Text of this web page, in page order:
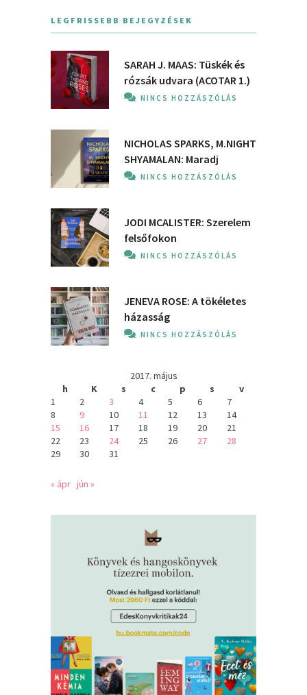
LEGFRISSEBB BEJEGYZÉSEK
SARAH J. MAAS: Tüskék és
rózsák udvara (ACOTAR 1.)
NINCS HOZZÁSZÓLÁS
NICHOLAS SPARKS, M.NIGHT
SHYAMALAN: Maradj
NINCS HOZZÁSZÓLÁS
JODI MCALISTER: Szerelem
felsőfokon
NINCS HOZZÁSZÓLÁS
JENEVA ROSE: A ​tökéletes
házasság
NINCS HOZZÁSZÓLÁS
2017. május
h
K s c p s
v
1
2 3 4 5 6
7
8
9 10 11 12 13
14
15
16 17 18 19 20
21
22
23 24 25 26 27
28
29
30 31
« ápr jún »